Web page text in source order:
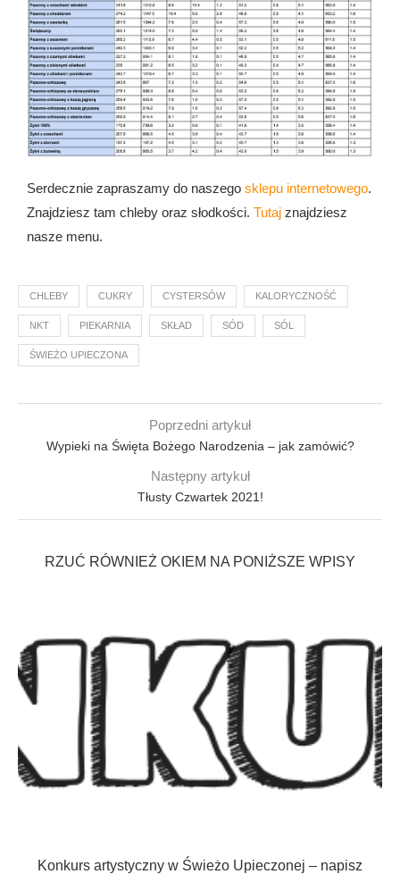
Serdecznie zapraszamy do naszego sklepu internetowego.
Znajdziesz tam chleby oraz słodkości. Tutaj znajdziesz
nasze menu.
CHLEBY CUKRY CYSTERSÓW KALORYCZNOŚĆ
NKT PIEKARNIA SKŁAD SÓD SÓL
ŚWIEŻO UPIECZONA
Poprzedni artykuł
Wypieki na Święta Bożego Narodzenia – jak zamówić?
Następny artykuł
Tłusty Czwartek 2021!
RZUĆ RÓWNIEŻ OKIEM NA PONIŻSZE WPISY
Konkurs artystyczny w Świeżo Upieczonej – napisz